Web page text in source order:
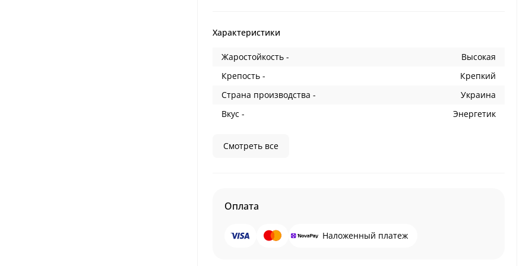
Характеристики
Жаростойкость -
Высокая
Крепость -
Крепкий
Страна производства -
Украина
Вкус -
Энергетик
Смотреть все
Оплата
Наложенный платеж